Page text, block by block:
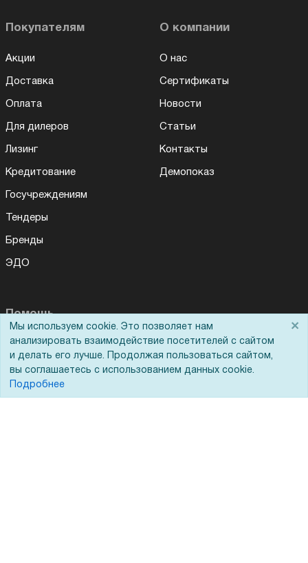
Покупателям
Акции
Доставка
Оплата
Для дилеров
Лизинг
Кредитование
Госучреждениям
Тендеры
Бренды
ЭДО
О компании
О нас
Сертификаты
Новости
Статьи
Контакты
Демопоказ
Помощь
Вопрос-ответ
Реквизиты
Гарантии и возврат
Мы используем cookie. Это позволяет нам
анализировать взаимодействие посетителей с сайтом
и делать его лучше. Продолжая пользоваться сайтом,
вы соглашаетесь с использованием данных cookie.
Подробнее
×